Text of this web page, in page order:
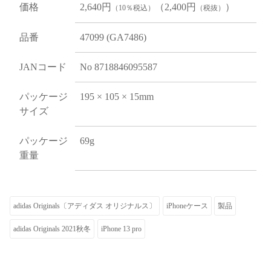
価格 2,640円 （10％税込） （2,400円 （税抜） ）
品番 47099 (GA7486)
JANコード No 8718846095587
パッケージ
サイズ
195 × 105 × 15mm
パッケージ
重量
69g
adidas Originals〔アディダス オリジナルス〕 iPhoneケース 製品
adidas Originals 2021秋冬 iPhone 13 pro